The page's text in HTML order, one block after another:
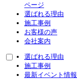
ページ
選ばれる理由
施工事例
お客様の声
会社案内
選ばれる理由
施工事例
最新イベント情報